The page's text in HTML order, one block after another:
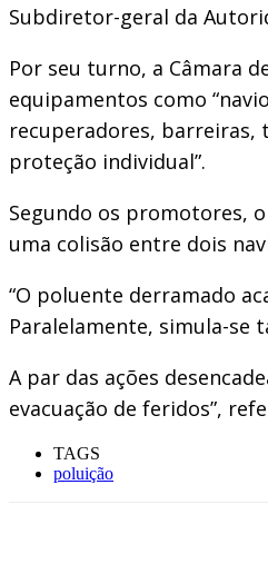
Subdiretor-geral da
Por seu turno, a Câmara
equipamentos como
recuperadores, barreiras,
proteção individual”.
Segundo os promotores,
uma colisão entre dois
“O poluente derramado
Paralelamente, simula-se
A par das ações
evacuação de feridos”,
TAGS
poluição